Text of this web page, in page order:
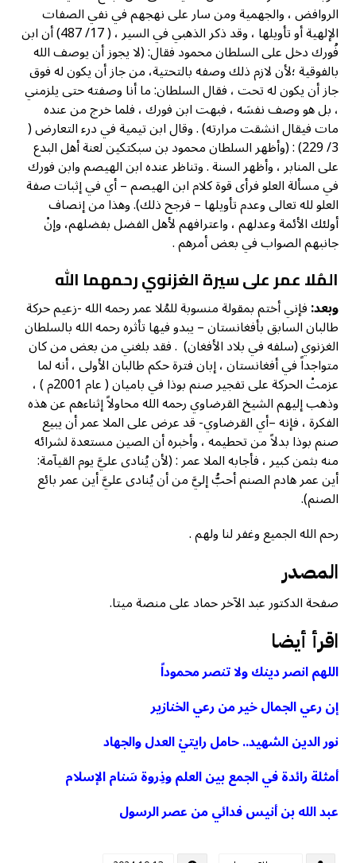
الروافض ، والجهمية ومن سار على نهجهم في نفي الصفات
الإلهية أو تأويلها ، وقد ذكر الذهبي في السير ، ( 17/ 487) أن ابن
فُورك دخل على السلطان محمود فقال: (لا يجوز أن يوصف الله
بالفوقية ؛لأن لازم ذلك وصفه بالتحتية، من جاز أن يكون له فوق
جاز أن يكون له تحت ، فقال السلطان: ما أنا وصفته حتى يلزمني
، بل هو وصف نفسَه ، فبهت ابن فورك ، فلما خرج من عنده
مات فيقال انشقت مرارته) . وقال ابن تيمية في درء التعارض (
3/ 229) : (وأظهر السلطان محمود بن سبكتكين لعنة أهل البدع
على المنابر ، وأظهر السنة . وتناظر عنده ابن الهيصم وابن فورك
في مسألة العلو فرأى قوة كلام ابن الهيصم – أي في إثبات صفة
العلو لله تعالى وعدم تأويلها – فرجح ذلك). وهذا من إنصاف
أولئك الأئمة وعدلهم ، واعترافهم لأهل الفضل بفضلهم، وإنْ
جانبهم الصواب في بعض أمرهم .
المُلا عمر على سيرة الغزنوي رحمهما الله
وبعد:فإني أختم بمقولة منسوبة للمُلا عمر رحمه الله -زعيم حركة
طالبان السابق بأفغانستان – يبدو فيها تأثره رحمه الله بالسلطان
الغزنوي (سلفه في بلاد الأفغان) . فقد بلغني من بعض من كان
متواجداً في أفغانستان ، إبان فترة حكم طالبان الأولى ، أنه لما
عزمتْ الحركة على تفجير صنم بوذا في باميان ( عام 2001م ) ،
وذهب إليهم الشيخ القرضاوي رحمه الله محاولاً إثناءهم عن هذه
الفكرة ، فإنه –أي القرضاوي- قد عرض على الملا عمر أن يبيع
صنم بوذا بدلاً من تحطيمه ، وأخبره أن الصين مستعدة لشرائه
منه بثمن كبير ، فأجابه الملا عمر : (لأن يُنادى عليَّ يوم القيآمة:
أين عمر هادم الصنم أحبُّ إليَّ من أن يُنادى عليَّ أين عمر بائع
الصنم).
رحم الله الجميع وغفر لنا ولهم .
المصدر
صفحة الدكتور عبد الآخر حماد على منصة ميتا.
اقرأ أيضا
اللهم انصر دينك ولا تنصر محموداً
إن رعي الجمال خير من رعي الخنازير
نور الدين الشهيد.. حامل رايتيْ العدل والجهاد
أمثلة رائدة في الجمع بين العلم وذِروة سَنام الإسلام
عبد الله بن أنيس فدائي من عصر الرسول